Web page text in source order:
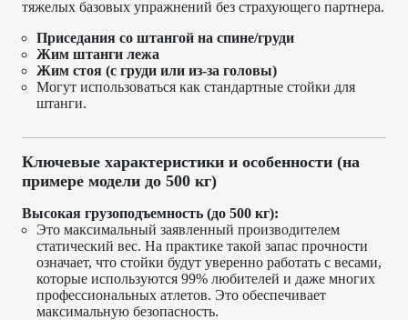
тяжелых базовых упражнений без страхующего партнера.
Приседания со штангой на спине/груди
Жим штанги лежа
Жим стоя (с груди или из-за головы)
Могут использоваться как стандартные стойки для
штанги.
Ключевые характеристики и особенности (на
примере модели до 500 кг)
Высокая грузоподъемность (до 500 кг):
Это максимальный заявленный производителем
статический вес. На практике такой запас прочности
означает, что стойки будут уверенно работать с весами,
которые используются 99% любителей и даже многих
профессиональных атлетов. Это обеспечивает
максимальную безопасность.